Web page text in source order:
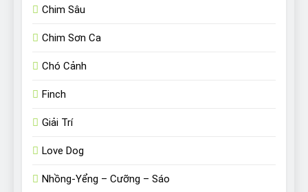
Chim Sâu
Chim Sơn Ca
Chó Cảnh
Finch
Giải Trí
Love Dog
Nhồng-Yểng – Cưỡng – Sáo